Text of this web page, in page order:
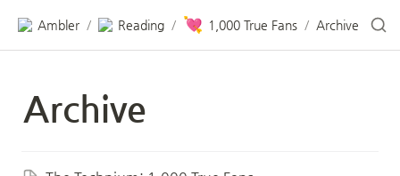
Ambler / Reading / 💘 1,000 True Fans / Archive
Archive